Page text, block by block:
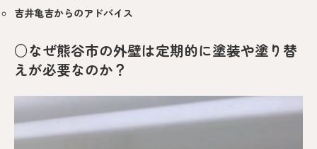
吉井亀吉からのアドバイス
○なぜ熊谷市の外壁は定期的に塗装や塗り替
えが必要なのか？